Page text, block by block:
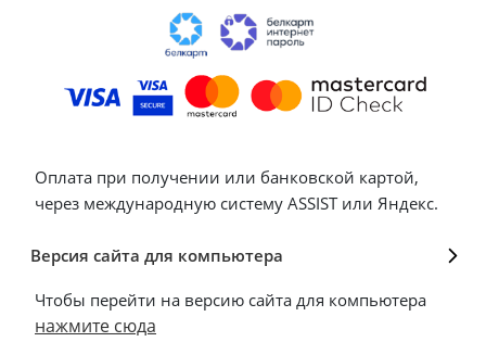
Оплата при получении или банковской картой,
через международную систему ASSIST или Яндекс.
Версия сайта для компьютера
Чтобы перейти на версию сайта для компьютера
нажмите сюда